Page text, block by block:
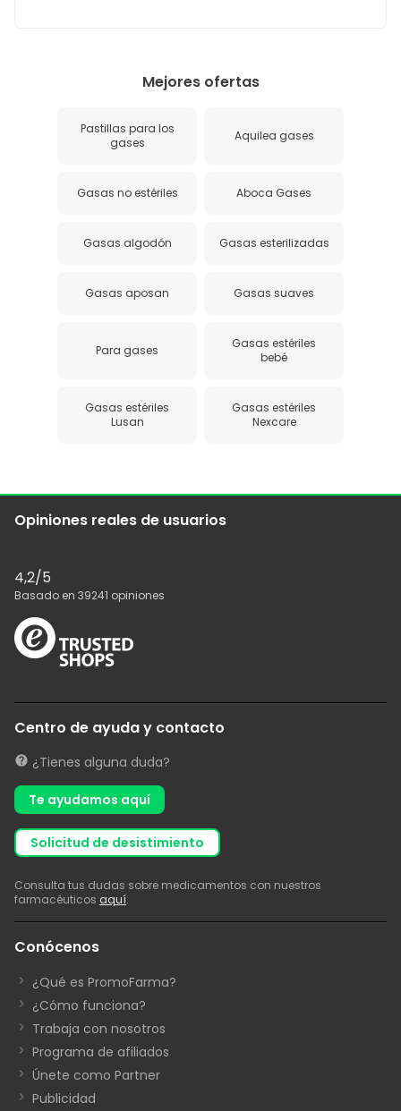
Mejores ofertas
Pastillas para los
gases
Aquilea gases
Gasas no estériles Aboca Gases
Gasas algodón Gasas esterilizadas
Gasas aposan Gasas suaves
Para gases
Gasas estériles
bebé
Gasas estériles
Lusan
Gasas estériles
Nexcare
Opiniones reales de usuarios
4,2/5
Basado en 39241 opiniones
Centro de ayuda y contacto
¿Tienes alguna duda?
Te ayudamos aquí
solicitud de desistimiento
Consulta tus dudas sobre medicamentos con nuestros
farmacéuticos aquí.
Conócenos
¿Qué es PromoFarma?
¿Cómo funciona?
Trabaja con nosotros
Programa de afiliados
Únete como Partner
Publicidad